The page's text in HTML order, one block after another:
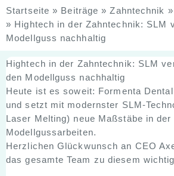
Startseite » Beiträge »Zahntechnik »
» Hightech in der Zahntechnik: SLM
Modellguss nachhaltig
Hightech in der Zahntechnik: SLM
den Modellguss nachhaltig
Heute ist es soweit: Formenta
und setzt mit modernster SLM-
Laser Melting) neue Maßstäbe in
Modellgussarbeiten.
Herzlichen Glückwunsch an CEO
das gesamte Team zu diesem